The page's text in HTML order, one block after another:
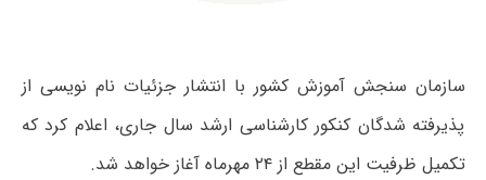
سازمان سنجش آموزش کشور با انتشار جزئیات نام نویسی از
پذیرفته شدگان کنکور کارشناسی ارشد سال جاری، اعلام کرد که
تکمیل ظرفیت این مقطع از ۲۴ مهرماه آغاز خواهد شد.